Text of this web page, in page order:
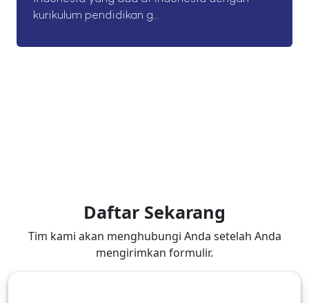
kurikulum pendidikan g...
Daftar Sekarang
Tim kami akan menghubungi Anda setelah Anda
mengirimkan formulir.